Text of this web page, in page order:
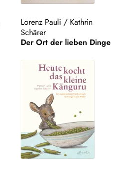
Lorenz Pauli / Kathrin
Schärer
Der Ort der lieben Dinge